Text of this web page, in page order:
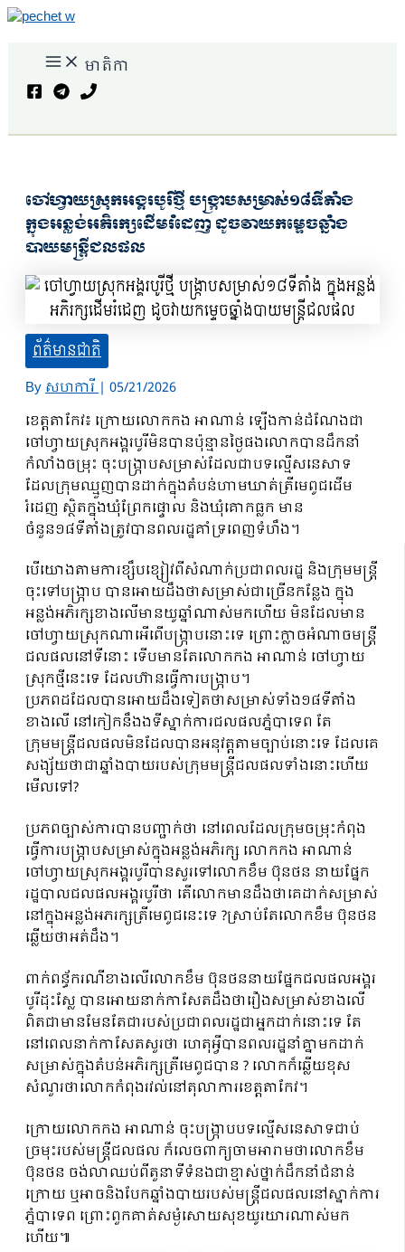
Skip
contentMain
Menu មាតិកា
ចៅហ្វាយស្រុកអង្គរបូរីថ្មី បង្រ្កាបសម្រាស់១៨ទីតាំង
ក្នុងអន្លង់អភិរក្សដើមរំដេញ ដូចវាយកម្ទេចឆ្នាំង
បាយមន្រ្តីជលផល
ព័ត៌មានជាតិ
Byសហការី| 05/21/2026
ខេត្តតាកែវ៖ ក្រោយលោកកង អាណាន់ ឡើងកាន់ដំណែងជា
ចៅហ្វាយស្រុកអង្គរបូរីមិនបានប៉ុន្មានថ្ងៃផងលោកបានដឹកនាំ
កំលាំងចម្រុះ ចុះបង្ក្រាបសម្រាស់ដែលជាបទល្មើសនេសាទ
ដែលក្រុមឈ្មួញបានដាក់ក្នុងតំបន់ហាមឃាត់ត្រីមេពូជដើម
រំដេញ ស្ថិតក្នុងឃុំព្រែកផ្ទោល និងឃុំគោកធ្លក មាន
ចំនួន១៨ទីតាំងត្រូវបានពលរដ្ឋគាំទ្រពេញទំហឹង។
បើយោងតាមការខ្សឹបខ្សៀវពីសំណាក់ប្រជាពលរដ្ឋ និងក្រុមមន្រ្តី
ចុះទៅបង្ក្រាប បានអោយដឹងថាសម្រាស់ជាច្រើនកន្លែង ក្នុង
អន្លង់អភិរក្សខាងលើមានយូឆ្នាំណាស់មកហើយ មិនដែលមាន
ចៅហ្វាយស្រុកណាអើពើបង្ក្រាបនោះទេ ព្រោះក្លាចអំណាចមន្រ្តី
ជលផលនៅទីនោះ ទើបមានតែលោកកង អាណាន់ ចៅហ្វាយ
ស្រុកថ្មីនេះទេ ដែលហ៊ានធ្វើការបង្រ្កាប។
ប្រភពដដែលបានអោយដឹងទៀតថាសម្រាស់ទាំង១៨ទីតាំង
ខាងលើ នៅកៀកនឹងងទីស្នាក់ការជលផលភ្នំបាទេព តែ
ក្រុមមន្រ្តីជលផលមិនដែលបានអនុវត្តតាមច្បាប់នោះទេ ដែលគេ
សង្ស័យថាជាឆ្នាំងបាយរបស់ក្រុមមន្រ្តីជលផលទាំងនោះហើយ
មើលទៅ?
ប្រភពច្បាស់ការបានបញ្ជាក់ថា នៅពេលដែលក្រុមចម្រុះកំពុង
ធ្វើការបង្ក្រាបសម្រាស់ក្នុងអន្លង់អភិរក្ស លោកកង អាណាន់
ចៅហ្វាយស្រុកអង្គរបូរីបានសួរទៅលោកខឹម ប៊ុនថន នាយផ្នែក
រដ្ឋបាលជលផលអង្គរបូរីថា តើលោកមានដឹងថាគេដាក់សម្រាស់
នៅក្នុងអន្លង់អភរក្សត្រីមេពូជនេះទេ ?ស្រាប់តែលោកខឹម ប៊ុនថន
ឆ្លើយថាអត់ដឹង។
ពាក់ពន្ធ័ករណីខាងលើលោកខឹម ប៊ុនថននាយផ្នែកជលផលអង្គរ
បូរីដុះស្លែ បានអោយនាក់កាសែតដឹងថារឿងសម្រាស់ខាងលើ
ពិតជាមានមែនតែជារបស់ប្រជាពលរដ្ឋជាអ្នកដាក់នោះទេ តែ
នៅពេលនាក់កាសែតសួរថា ហេតុអ្វីបានពលរដ្ឋនាំគ្នាមកដាក់
សម្រាស់ក្នុងតំបន់អភិរក្សត្រីមេពូជបាន ? លោកក៏ឆ្លើយខុស
សំណួរថាលោកកំពុងរវល់នៅតុលាការខេត្តតាកែវ។
ក្រោយលោកកង អាណាន់ ចុះបង្ក្រាបបទល្មើសនេសាទជាប់
ច្រមុះរបស់មន្រ្តីជលផល ក៏លេចពាក្យចាមអារាមថាលោកខឹម
ប៊ុនថន ចង់លាឈប់ពីតួនាទីទំនងជាខ្មាស់ថ្នាក់ដឹកនាំជំនាន់
ក្រោយ ឬអាចនិងបែកឆ្នាំងបាយរបស់មន្រ្តីជលផលនៅស្នាក់ការ
ភ្នំបាទេព ព្រោះពួកគាត់សម្ងំសោយសុខយូរយារណាស់មក
ហើយ៕